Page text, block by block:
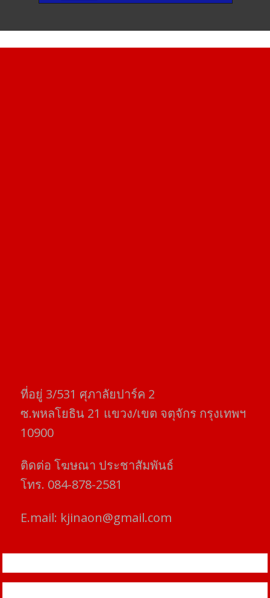
ที่อยู่​ 3/531​ ศุภาลัยปาร์ค​ 2
ซ.พหลโยธิน​ 21​ แขวง/เขต​ จตุจักร​ กรุงเทพฯ
10900
ติดต่อ​ โฆษณา​ ประชาสัมพันธ์
โทร​. 084-878-2581
E.mail: kjinaon@gmail.com